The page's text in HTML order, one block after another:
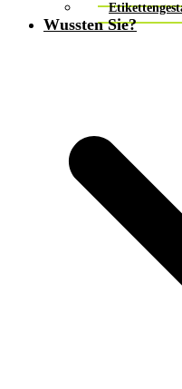
Wussten Sie?